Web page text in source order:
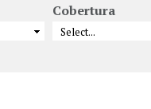
Cobertura